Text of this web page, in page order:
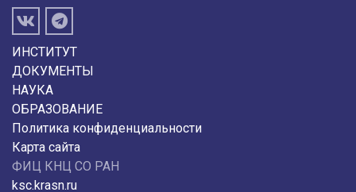
ИНСТИТУТ
ДОКУМЕНТЫ
НАУКА
ОБРАЗОВАНИЕ
Политика конфиденциальности
Карта сайта
ФИЦ КНЦ СО РАН
ksc.krasn.ru